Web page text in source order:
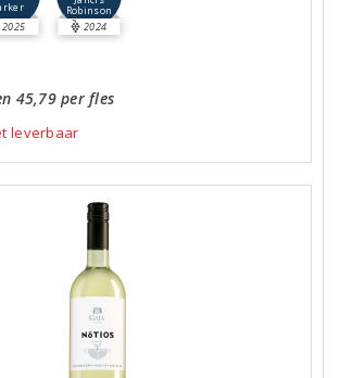
2025
Robinson
2024
45,79 per fles
leverbaar